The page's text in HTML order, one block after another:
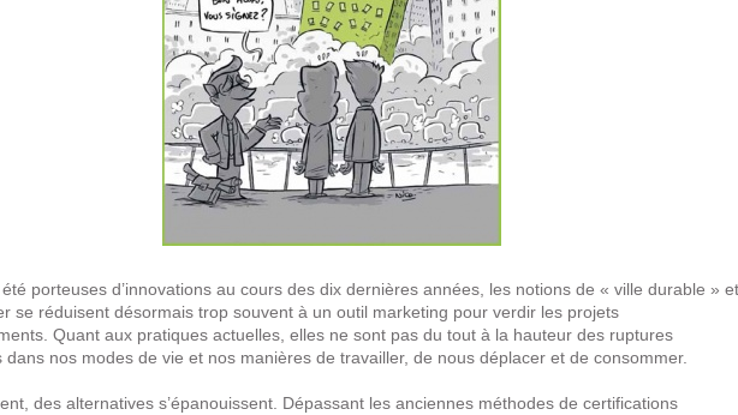
porteuses d’innovations au cours des dix dernières années, les notions de « ville durable » et
se réduisent désormais trop souvent à un outil marketing pour verdir les projets
Quant aux pratiques actuelles, elles ne sont pas du tout à la hauteur des ruptures
dans nos modes de vie et nos manières de travailler, de nous déplacer et de consommer.
des alternatives s’épanouissent. Dépassant les anciennes méthodes de certifications